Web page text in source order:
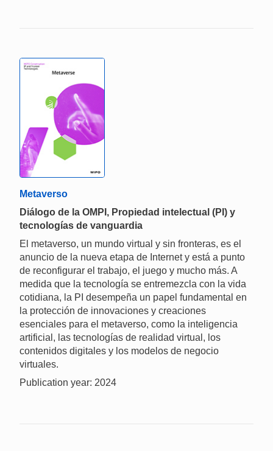
Metaverso
Diálogo de la OMPI, Propiedad intelectual (PI) y
tecnologías de vanguardia
El metaverso, un mundo virtual y sin fronteras, es el
anuncio de la nueva etapa de Internet y está a punto
de reconfigurar el trabajo, el juego y mucho más. A
medida que la tecnología se entremezcla con la vida
cotidiana, la PI desempeña un papel fundamental en
la protección de innovaciones y creaciones
esenciales para el metaverso, como la inteligencia
artificial, las tecnologías de realidad virtual, los
contenidos digitales y los modelos de negocio
virtuales.
Publication year: 2024